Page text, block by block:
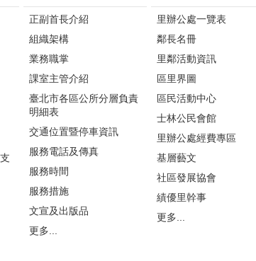
正副首長介紹
組織架構
業務職掌
課室主管介紹
臺北市各區公所分層負責
明細表
交通位置暨停車資訊
服務電話及傳真
服務時間
服務措施
文宣及出版品
更多...
里辦公處一覽表
鄰長名冊
里鄰活動資訊
區里界圖
區民活動中心
士林公民會館
里辦公處經費專區
基層藝文
社區發展協會
績優里幹事
更多...